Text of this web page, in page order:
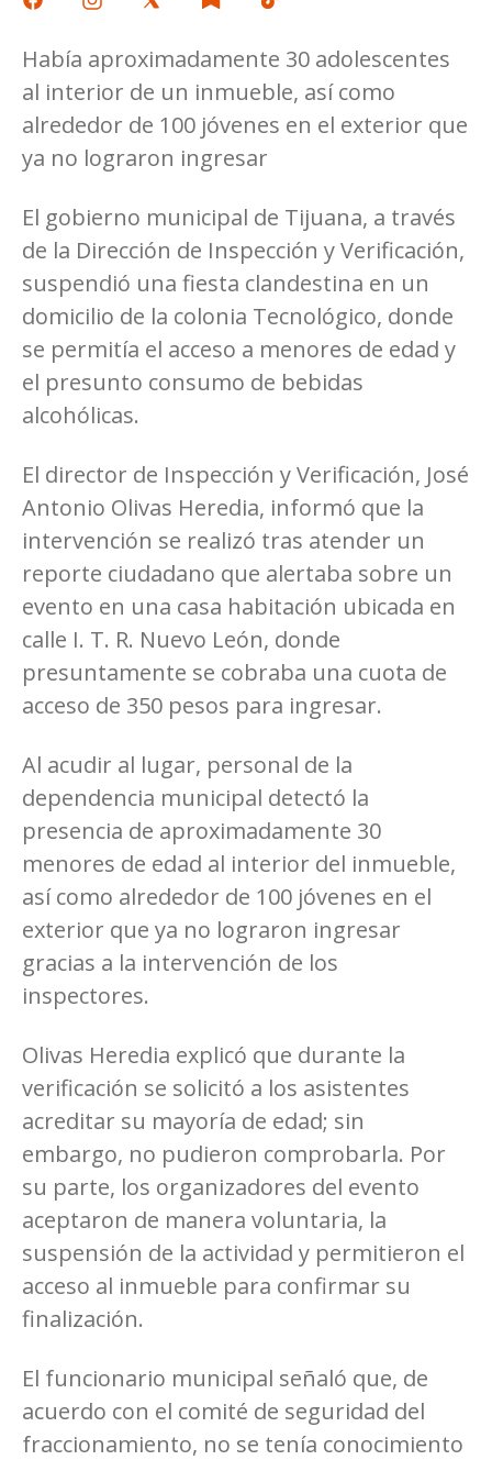
Había aproximadamente 30 adolescentes
al interior de un inmueble, así como
alrededor de 100 jóvenes en el exterior que
ya no lograron ingresar
El gobierno municipal de Tijuana, a través
de la Dirección de Inspección y Verificación,
suspendió una fiesta clandestina en un
domicilio de la colonia Tecnológico, donde
se permitía el acceso a menores de edad y
el presunto consumo de bebidas
alcohólicas.
El director de Inspección y Verificación, José
Antonio Olivas Heredia, informó que la
intervención se realizó tras atender un
reporte ciudadano que alertaba sobre un
evento en una casa habitación ubicada en
calle I. T. R. Nuevo León, donde
presuntamente se cobraba una cuota de
acceso de 350 pesos para ingresar.
Al acudir al lugar, personal de la
dependencia municipal detectó la
presencia de aproximadamente 30
menores de edad al interior del inmueble,
así como alrededor de 100 jóvenes en el
exterior que ya no lograron ingresar
gracias a la intervención de los
inspectores.
Olivas Heredia explicó que durante la
verificación se solicitó a los asistentes
acreditar su mayoría de edad; sin
embargo, no pudieron comprobarla. Por
su parte, los organizadores del evento
aceptaron de manera voluntaria, la
suspensión de la actividad y permitieron el
acceso al inmueble para confirmar su
finalización.
El funcionario municipal señaló que, de
acuerdo con el comité de seguridad del
fraccionamiento, no se tenía conocimiento